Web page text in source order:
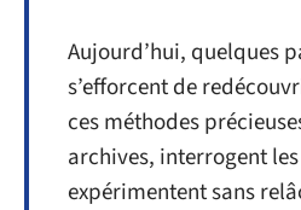
Aujourd’hui, quelques
s’efforcent de
ces méthodes
archives, interrogent
expérimentent sans